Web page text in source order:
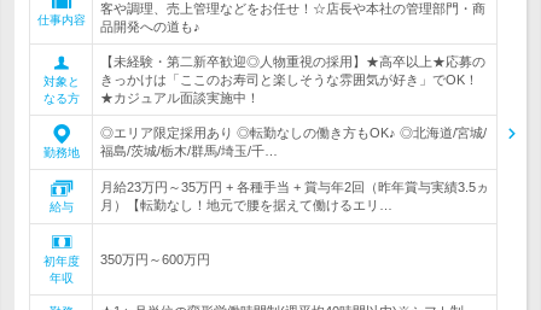
仕事内容
客や調理、売上管理などをお任せ！☆店長や本社の管理部門・商
品開発への道も♪
対象と
なる方
【未経験・第二新卒歓迎◎人物重視の採用】★高卒以上★応募の
きっかけは「ここのお寿司と楽しそうな雰囲気が好き」でOK！
★カジュアル面談実施中！
勤務地
◎エリア限定採用あり ◎転勤なしの働き方もOK♪ ◎北海道/宮城/
福島/茨城/栃木/群馬/埼玉/千…
給与
月給23万円～35万円 + 各種手当 + 賞与年2回（昨年賞与実績3.5ヵ
月）【転勤なし！地元で腰を据えて働けるエリ…
初年度
年収
350万円～600万円